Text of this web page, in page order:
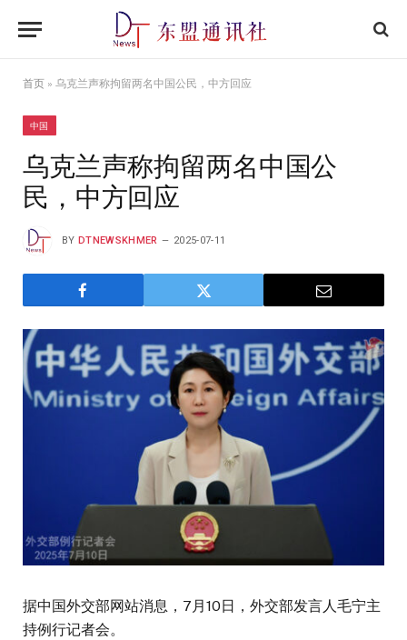
首页 » 乌克兰声称拘留两名中国公民，中方回应
中国
乌克兰声称拘留两名中国公
民，中方回应
BY DTNEWSKHMER 2025-07-11
据中国外交部网站消息，7月10日，外交部发言人毛宁主
持例行记者会。